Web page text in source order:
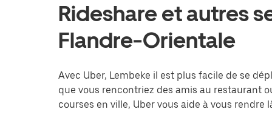
Rideshare et autres
Flandre-Orientale
Avec Uber, Lembeke il est plus facile de se
que vous rencontriez des amis au restaurant
courses en ville, Uber vous aide à vous rendre